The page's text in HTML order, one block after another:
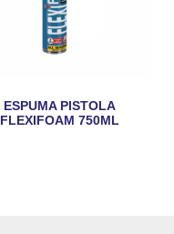
ESPUMA PISTOLA
FLEXIFOAM 750ML